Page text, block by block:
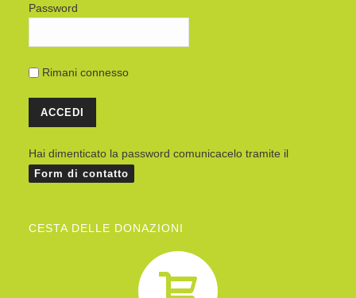
Password
Rimani connesso
Hai dimenticato la password comunicacelo tramite il
Form di contatto
CESTA DELLE DONAZIONI